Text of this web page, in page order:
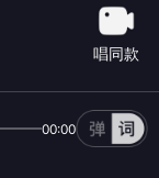
唱同款
00:00